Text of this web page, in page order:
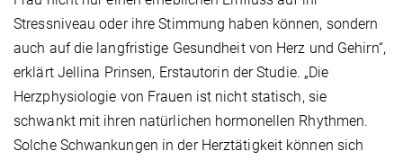
Stressniveau oder ihre Stimmung haben können, sondern
auch auf die langfristige Gesundheit von Herz und Gehirn“,
erklärt Jellina Prinsen, Erstautorin der Studie. „Die
Herzphysiologie von Frauen ist nicht statisch, sie
schwankt mit ihren natürlichen hormonellen Rhythmen.
Solche Schwankungen in der Herztätigkeit können sich